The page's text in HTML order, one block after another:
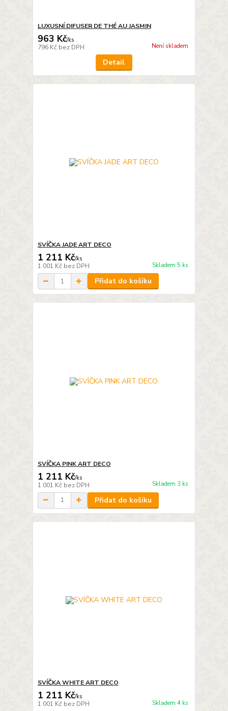
LUXUSNÍ DIFUSER DE THÉ AU JASMIN
963 Kč/ks
796 Kč bez DPH Není skladem
Detail
SVÍČKA JADE ART DECO
1 211 Kč/ks
1 001 Kč bez DPH Skladem 5 ks
Přidat do košíku
SVÍČKA PINK ART DECO
1 211 Kč/ks
1 001 Kč bez DPH Skladem 3 ks
Přidat do košíku
SVÍČKA WHITE ART DECO
1 211 Kč/ks
1 001 Kč bez DPH Skladem 4 ks